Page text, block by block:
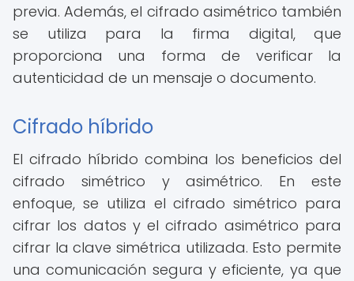
previa. Además, el cifrado asimétrico también
se utiliza para la firma digital, que
proporciona una forma de verificar la
autenticidad de un mensaje o documento.
Cifrado híbrido
El cifrado híbrido combina los beneficios del
cifrado simétrico y asimétrico. En este
enfoque, se utiliza el cifrado simétrico para
cifrar los datos y el cifrado asimétrico para
cifrar la clave simétrica utilizada. Esto permite
una comunicación segura y eficiente, ya que